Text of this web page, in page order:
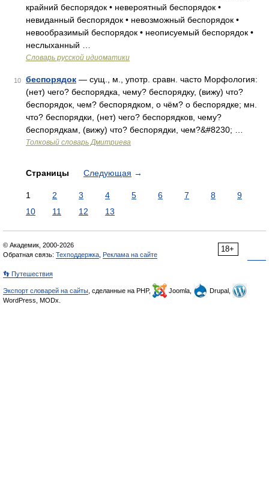
крайний беспорядок • невероятный беспорядок •
невиданный беспорядок • невозможный беспорядок •
невообразимый беспорядок • неописуемый беспорядок •
неслыханный …
Словарь русской идиоматики
10 беспорядок — сущ., м., употр. сравн. часто Морфология:
(нет) чего? беспорядка, чему? беспорядку, (вижу) что?
беспорядок, чем? беспорядком, о чём? о беспорядке; мн.
что? беспорядки, (нет) чего? беспорядков, чему?
беспорядкам, (вижу) что? беспорядки, чем?&#8230; …
Толковый словарь Дмитриева
Страницы Следующая →
1 2 3 4 5 6 7 8
9
10
11 12 13
18+
© Академик, 2000-2026
Обратная связь: Техподдержка Реклама на сайте
👣 Путешествия
Экспорт словарей на сайты , сделанные на PHP, Joomla,
Drupal,
WordPress, MODx.